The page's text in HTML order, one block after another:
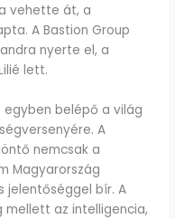
vehette át, a
A Bastion Group
nyerte el, a
lett.
egyben belépő a világ
A
nemcsak a
Magyarország
jelentőséggel bír. A
mellett az intelligencia,